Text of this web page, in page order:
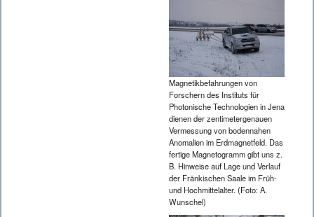
Magnetikbefahrungen von
Forschern des Instituts für
Photonische Technologien in Jena
dienen der zentimetergenauen
Vermessung von bodennahen
Anomalien im Erdmagnetfeld. Das
fertige Magnetogramm gibt uns z.
B. Hinweise auf Lage und Verlauf
der Fränkischen Saale im Früh-
und Hochmittelalter. (Foto: A.
Wunschel)